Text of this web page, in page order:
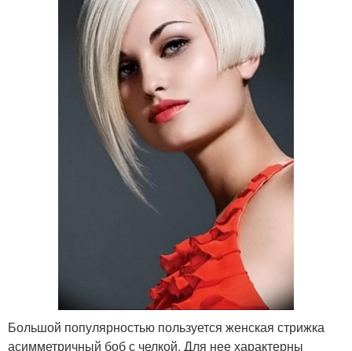
Большой популярностью пользуется женская стрижка
асимметричный боб с челкой. Для нее характерны